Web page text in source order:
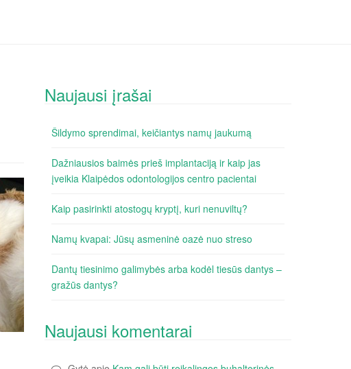
Naujausi įrašai
Šildymo sprendimai, keičiantys namų jaukumą
Dažniausios baimės prieš implantaciją ir kaip jas
įveikia Klaipėdos odontologijos centro pacientai
Kaip pasirinkti atostogų kryptį, kuri nenuviltų?
Namų kvapai: Jūsų asmeninė oazė nuo streso
Dantų tiesinimo galimybės arba kodėl tiesūs dantys –
gražūs dantys?
Naujausi komentarai